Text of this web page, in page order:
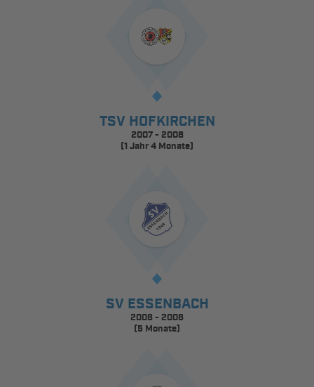
TSV HOFKIRCHEN
2007 - 2008
(1 Jahr 4 Monate)
SV ESSENBACH
2006 - 2006
(5 Monate)